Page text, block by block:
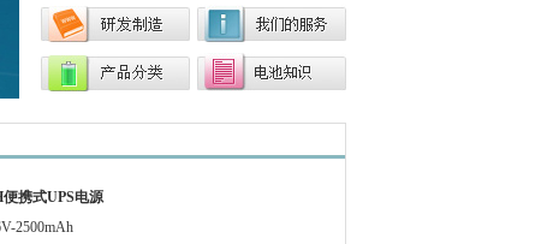
携式UPS电源
2500mAh